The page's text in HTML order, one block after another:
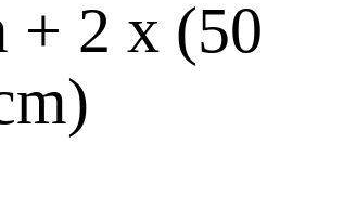
+ 2 x (50